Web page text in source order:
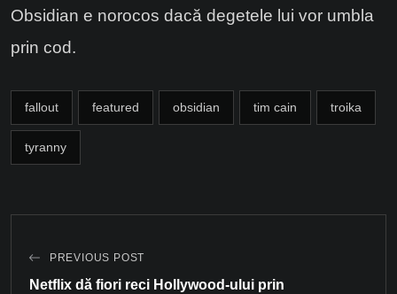
Obsidian e norocos dacă degetele lui vor umbla
prin cod.
fallout featured obsidian tim cain troika
tyranny
PREVIOUS POST
Netflix dă fiori reci Hollywood-ului prin